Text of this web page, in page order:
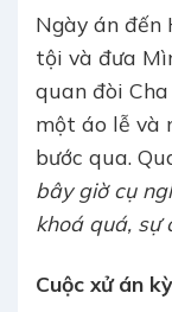
Ngày án đến
tội và đưa
quan đòi
một áo lễ và
bước qua.
bây giờ cụ
khoá quá, sự
Cuộc xử án